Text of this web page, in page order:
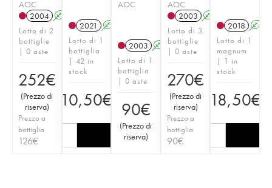
AOC
2004 A
Lotto di 2
bottiglie
| 0 aste
252€
(Prezzo di
riserva)
Prezzo a
bottiglia
126€
2021 A
Lotto di 1
bottiglia
| 42 in
stock
10,50€
AOC
2003 A
Lotto di 1
bottiglia
| 0 aste
90€
(Prezzo di
riserva)
AOC
2003 A
Lotto di 3
bottiglie
| 0 aste
270€
(Prezzo di
riserva)
Prezzo a
bottiglia
90€
2018 A
Lotto di 1
magnum
| 1 in
stock
18,50€